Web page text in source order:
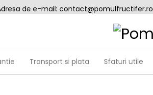
de e-mail: contact@pomulfructifer.ro
Transport si plata Sfaturi utile